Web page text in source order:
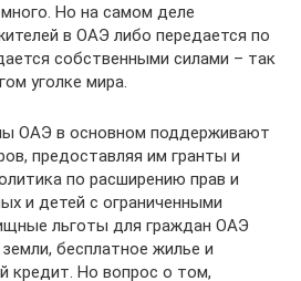
Но на самом деле
в ОАЭ либо передается по
собственными силами – так
уголке мира.
ОАЭ в основном поддерживают
предоставляя им гранты и
по расширению прав и
и детей с ограниченными
льготы для граждан ОАЭ
бесплатное жилье и
кредит. Но вопрос о том,